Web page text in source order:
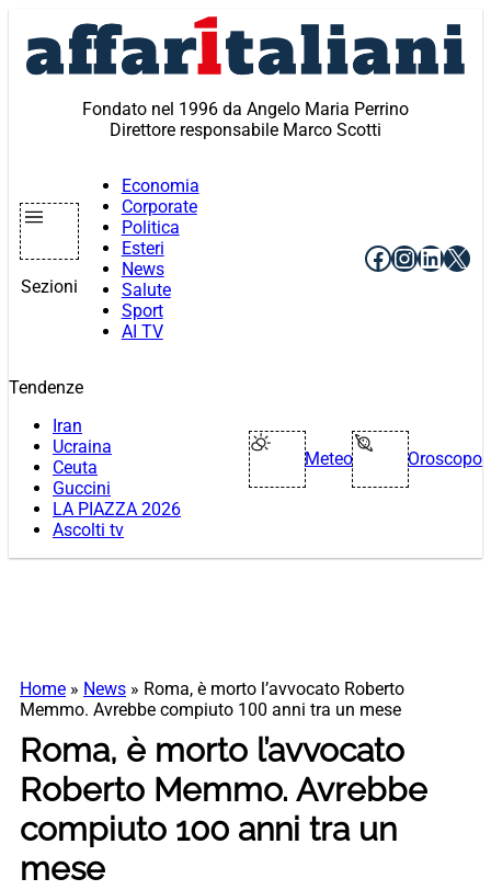
contenuto
Fondato nel 1996 da Angelo Maria Perrino
Direttore responsabile Marco Scotti
Sezioni
Economia
Corporate
Politica
Esteri
News
Salute
Sport
AI TV
Facebook
X
Tendenze
Iran
Ucraina
Ceuta
Guccini
LA PIAZZA 2026
Ascolti tv
Meteo Oroscopo
Home » News » Roma, è morto l’avvocato Roberto
Memmo. Avrebbe compiuto 100 anni tra un mese
Roma, è morto l’avvocato
Roberto Memmo. Avrebbe
compiuto 100 anni tra un
mese